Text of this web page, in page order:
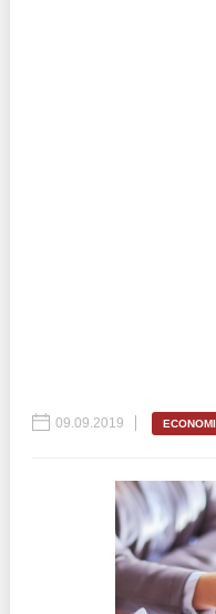
09.09.2019